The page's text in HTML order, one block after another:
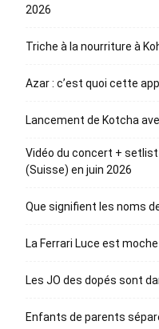
2026
Triche à la nourriture à
Azar : c’est quoi cette
Lancement de Kotcha
Vidéo du concert +
(Suisse) en juin 2026
Que signifient les noms
La Ferrari Luce est
Les JO des dopés sont
Enfants de parents